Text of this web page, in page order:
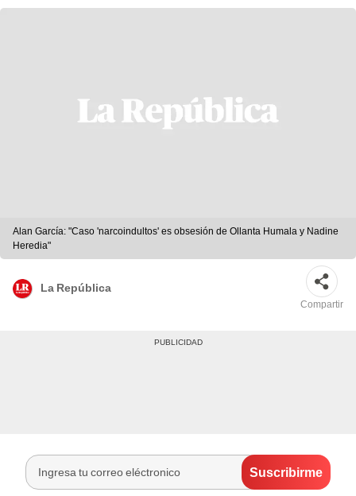
Alan García: "Caso 'narcoindultos' es obsesión de Ollanta Humala y Nadine
Heredia"
La República
Compartir